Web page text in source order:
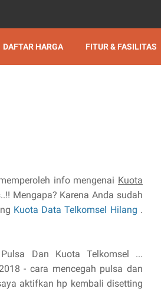
DAFTAR HARGA FITUR & FASILITAS
info mengenai Kuota
Mengapa? Karena Anda sudah
Kuota Data Telkomsel Hilang .
Dan Kuota Telkomsel ...
- cara mencegah pulsa dan
aktifkan hp kembali disetting